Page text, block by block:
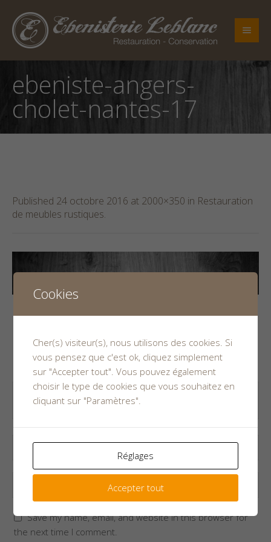
ebeniste-angers-
cholet-nantes-17
Published 24 octobre 2016 at 2000×350 in Restauration
de meubles rustiques.
Your email address will not be published.
Save my name, email, and website in this browser for
the next time I comment.
Cookies
Cher(s) visiteur(s), nous utilisons des cookies. Si
vous pensez que c'est ok, cliquez simplement
sur "Accepter tout". Vous pouvez également
choisir le type de cookies que vous souhaitez en
cliquant sur "Paramètres".
Réglages
Accepter tout